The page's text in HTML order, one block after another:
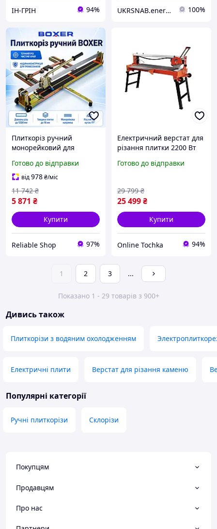
ІН-ГРІН 94% UKRSNAB.energo 100%
Плиткоріз ручний
монорейковий для
Плиткоріз ручний для
великого формату плитки
Верстат для різання
плитки
Готово до відправки
від978₴/міс
5 871 ₴
11 742 ₴
Купити
Reliable Shop 97%
Електричний верстат для
різання плитки 2200 Вт
KD1372 плиткоріз для
Готово до відправки
25 499₴
29 799 ₴
Купити
Online Tochka 94%
1 2 3 ...
Показано 1 - 29 товарів з 900+
Дивись також
Плиткорізи з водяним охолодженням
Електричні плити Верстат для різання каменю
Популярні категорії
Ручні плиткорізи Склорізи
Покупцям
Продавцям
Про нас